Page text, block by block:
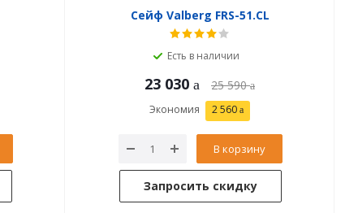
Сейф Valberg FRS-51.CL
Есть в наличии
23 030 25 590
Экономия 2 560
В корзину
Запросить скидку